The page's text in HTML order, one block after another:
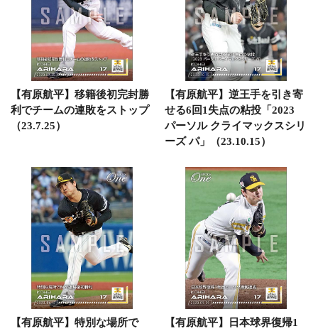
【有原航平】移籍後初完封勝
利でチームの連敗をストップ
（23.7.25）
【有原航平】逆王手を引き寄
せる6回1失点の粘投「2023
パーソル クライマックスシリ
ーズ パ」（23.10.15）
【有原航平】特別な場所で
【有原航平】日本球界復帰1